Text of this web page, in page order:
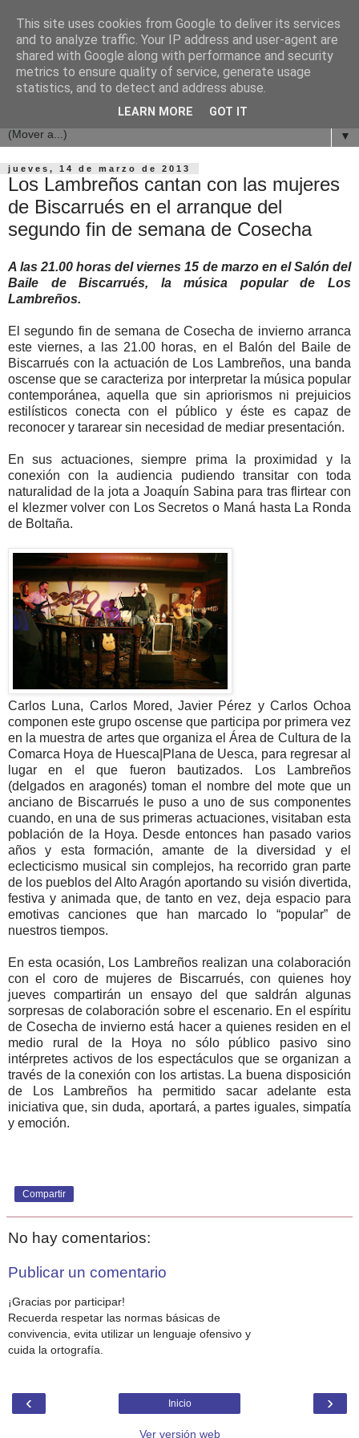
▼
jueves, 14 de marzo de 2013
Los Lambreños cantan con las mujeres
de Biscarrués en el arranque del
segundo fin de semana de Cosecha
A las 21.00 horas del viernes 15 de marzo en el Salón del
Baile de Biscarrués, la música popular de Los
Lambreños.
El segundo fin de semana de Cosecha de invierno arranca
este viernes, a las 21.00 horas, en el Balón del Baile de
Biscarrués con la actuación de Los Lambreños, una banda
oscense que se caracteriza por interpretar la música popular
contemporánea, aquella que sin apriorismos ni prejuicios
estilísticos conecta con el público y éste es capaz de
reconocer y tararear sin necesidad de mediar presentación.
En sus actuaciones, siempre prima la proximidad y la
conexión con la audiencia pudiendo transitar con toda
naturalidad de la jota a Joaquín Sabina para tras flirtear con
el klezmer volver con Los Secretos o Maná hasta La Ronda
de Boltaña.
Carlos Luna, Carlos Mored, Javier Pérez y Carlos Ochoa
componen este grupo oscense que participa por primera vez
en la muestra de artes que organiza el Área de Cultura de la
Comarca Hoya de Huesca|Plana de Uesca, para regresar al
lugar en el que fueron bautizados. Los Lambreños
(delgados en aragonés) toman el nombre del mote que un
anciano de Biscarrués le puso a uno de sus componentes
cuando, en una de sus primeras actuaciones, visitaban esta
población de la Hoya. Desde entonces han pasado varios
años y esta formación, amante de la diversidad y el
eclecticismo musical sin complejos, ha recorrido gran parte
de los pueblos del Alto Aragón aportando su visión divertida,
festiva y animada que, de tanto en vez, deja espacio para
emotivas canciones que han marcado lo “popular” de
nuestros tiempos.
En esta ocasión, Los Lambreños realizan una colaboración
con el coro de mujeres de Biscarrués, con quienes hoy
jueves compartirán un ensayo del que saldrán algunas
sorpresas de colaboración sobre el escenario. En el espíritu
de Cosecha de invierno está hacer a quienes residen en el
medio rural de la Hoya no sólo público pasivo sino
intérpretes activos de los espectáculos que se organizan a
través de la conexión con los artistas. La buena disposición
de Los Lambreños ha permitido sacar adelante esta
iniciativa que, sin duda, aportará, a partes iguales, simpatía
y emoción.
Compartir
No hay comentarios:
Publicar un comentario
¡Gracias por participar!
Recuerda respetar las normas básicas de
convivencia, evita utilizar un lenguaje ofensivo y
cuida la ortografía.
‹ ›
Inicio
Ver versión web
This site uses cookies from Google to deliver its services
and to analyze traffic. Your IP address and user-agent are
shared with Google along with performance and security
metrics to ensure quality of service, generate usage
statistics, and to detect and address abuse.
LEARN MORE GOT IT